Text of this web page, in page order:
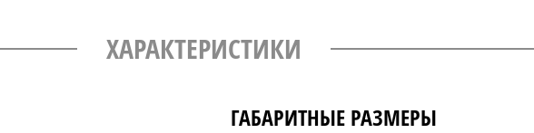
ХАРАКТЕРИСТИКИ
ГАБАРИТНЫЕ РАЗМЕРЫ